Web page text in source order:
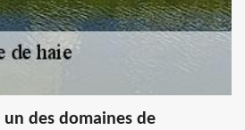
un des domaines de